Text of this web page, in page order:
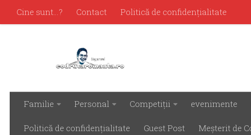
Cine sunt…? Contact Politică de confidenţialitate
Familie Personal Competiţii evenimente
Politică de confidenţialitate Guest Post Meşterit de